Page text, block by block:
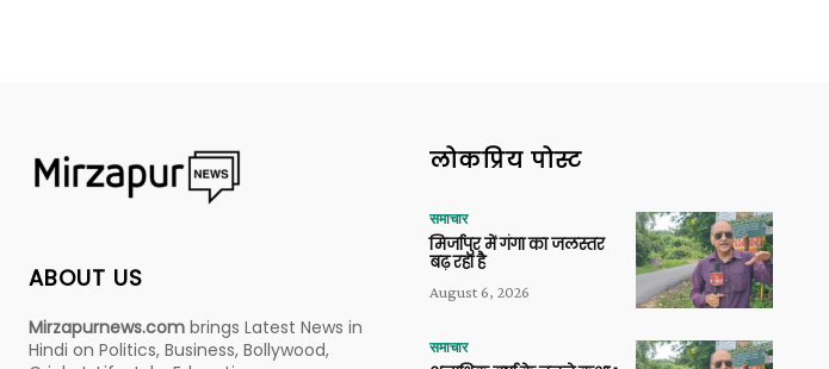
ABOUT US
Mirzapurnews.com brings Latest News in
Hindi on Politics, Business, Bollywood,
लोकप्रिय पोस्ट
समाचार
मिर्जापुर में गंगा का जलस्तर
बढ़ रहा है
August 6, 2026
समाचार